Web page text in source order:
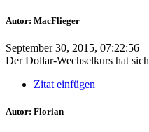
Autor: MacFlieger
September 30, 2015, 07:22:56
Der Dollar-Wechselkurs hat
Zitat einfügen
Autor: Florian